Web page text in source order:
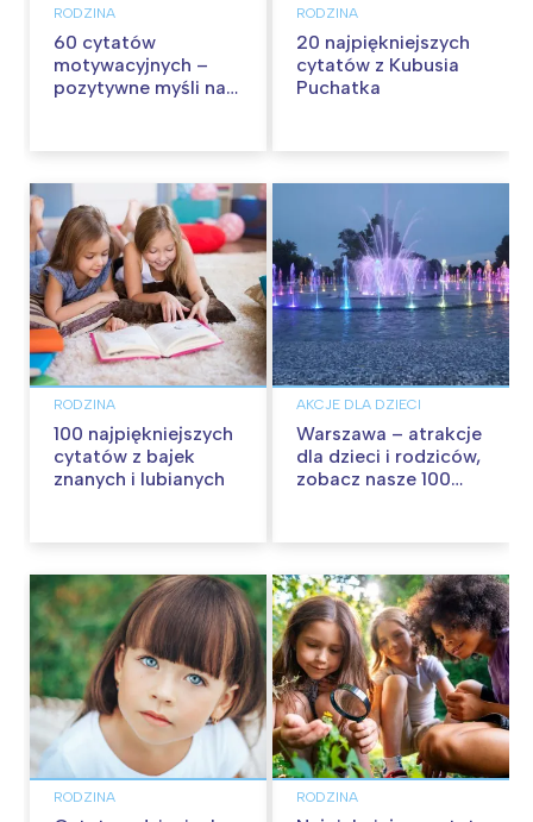
RODZINA
60 cytatów
motywacyjnych –
pozytywne myśli na
RODZINA
20 najpiękniejszych
cytatów z Kubusia
Puchatka
RODZINA
100 najpiękniejszych
cytatów z bajek
znanych i lubianych
AKCJE DLA DZIECI
Warszawa – atrakcje
dla dzieci i rodziców,
zobacz nasze 100
RODZINA RODZINA